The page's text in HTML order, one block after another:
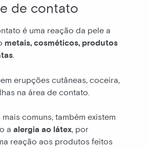
de contato
é uma reação da pele a
metais, cosméticos, produtos
.
erupções cutâneas, coceira,
na área de contato.
comuns, também existem
a alergia ao látex, por
reação aos produtos feitos